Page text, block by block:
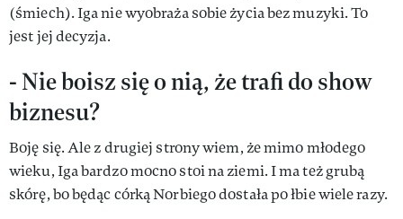
(śmiech). Iga nie wyobraża sobie życia bez muzyki. To
jest jej decyzja.
- Nie boisz się o nią, że trafi do show
biznesu?
Boję się. Ale z drugiej strony wiem, że mimo młodego
wieku, Iga bardzo mocno stoi na ziemi. I ma też grubą
skórę, bo będąc córką Norbiego dostała po łbie wiele razy.